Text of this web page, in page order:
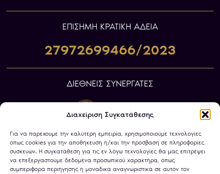
Διαχείριση Συγκατάθεσης
Για να παρέχουμε την καλύτερη εμπειρία, χρησιμοποιούμε τεχνολογίες
όπως cookies για την αποθήκευση ή/και την πρόσβαση σε πληροφορίες
συσκευών. Η συγκατάθεση για τις εν λόγω τεχνολογίες θα μας επιτρέψει
να επεξεργαστούμε δεδομένα προσωπικού χαρακτήρα, όπως
συμπεριφορά περιήγησης ή μοναδικά αναγνωριστικά σε αυτόν τον
ΕΠIΣΗΜΗ ΚΡΑΤΙΚΗ ΑΔΕΙΑ
27972699466/2023
ΔΙΕΘΝΕΙΣ ΣΥΝΕΡΓΑΤΕΣ